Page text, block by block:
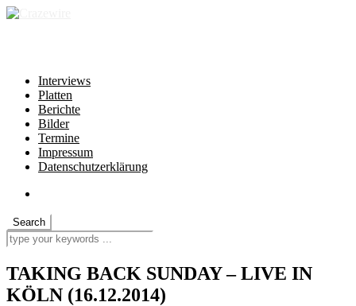
Interviews
Platten
Berichte
Bilder
Termine
Impressum
Datenschutzerklärung
TAKING BACK SUNDAY – LIVE IN
KÖLN (16.12.2014)